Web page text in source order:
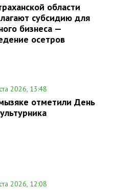
области
субсидию для
бизнеса —
осетров
2026, 13:48
отметили День
2026, 12:08